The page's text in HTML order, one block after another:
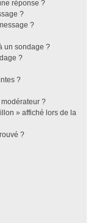
réponse ?
?
?
un sondage ?
?
?
?
» affiché lors de la
?